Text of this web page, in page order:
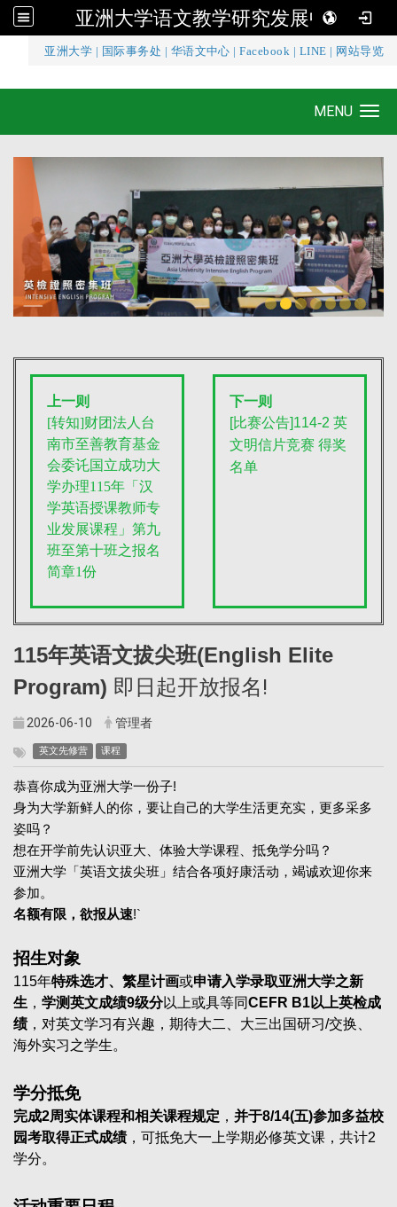
亚洲大学语文教学研究发展中心
亚洲大学 国际事务处 华语文中心 |Facebook LINE 网站导览
亚洲大学语文教学研究发展中心
MENU
上一则
[转知]财团法人台
南市至善教育基金
会委讬国立成功大
学办理115年「汉
学英语授课教师专
业发展课程」第九
班至第十班之报名
简章1份
下一则
[比赛公告]114-2 英
文明信片竞赛 得奖
名单
115年英语文拔尖班(English Elite
Program) 即日起开放报名!
2026-06-10 管理者
英文先修营 课程
恭喜你成为亚洲大学一份子!
身为大学新鲜人的你，要让自己的大学生活更充实，更多采多
姿吗？
想在开学前先认识亚大、体验大学课程、抵免学分吗？
亚洲大学「英语文拔尖班」结合各项好康活动，竭诚欢迎你来
参加。
名额有限，欲报从速!`
招生对象
115年特殊选才、繁星计画或申请入学录取亚洲大学之新
生 ， 学测英文成绩9级分以上或具等同CEFR B1以上英检成
绩，对英文学习有兴趣，期待大二、大三出国研习/交换、
海外实习之学生。
学分抵免
完成2周实体课程和相关课程规定 ， 并于8/14(五)参加多益校
园考取得正式成绩，可抵免大一上学期必修英文课，共计2
学分。